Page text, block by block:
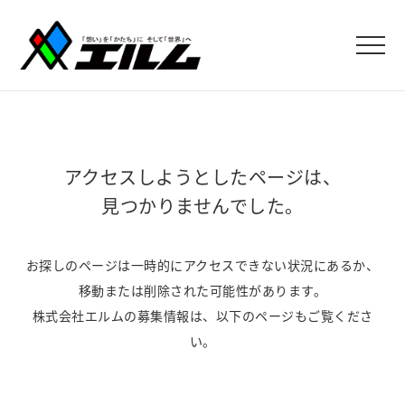
アクセスしようとしたページは、
見つかりませんでした。
お探しのページは一時的にアクセスできない状況にあるか、
移動または削除された可能性があります。
株式会社エルムの募集情報は、以下のページもご覧くださ
い。